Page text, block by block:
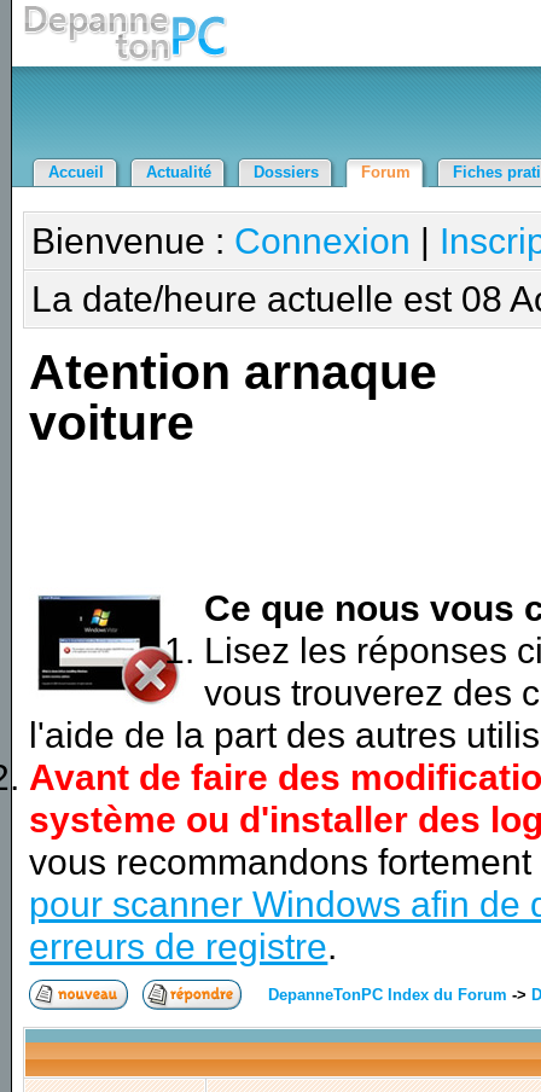
Accueil Actualité Dossiers Forum Fiches
Bienvenue : Connexion |
La date/heure actuelle est 08
Atention arnaque
voiture
Ce que nous vous
Lisez les réponses
vous trouverez des
l'aide de la part des autres
Avant de faire des
système ou d'installer des
vous recommandons
pour scanner Windows afin de
erreurs de registre.
DepanneTonPC Index du Forum ->